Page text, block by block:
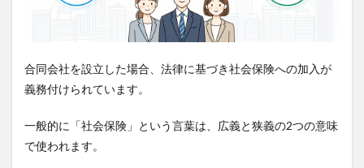
合同会社を設立した場合、法律に基づき社会保険への加入が
義務付けられています。
一般的に「社会保険」という言葉は、広義と狭義の2つの意味
で使われます。